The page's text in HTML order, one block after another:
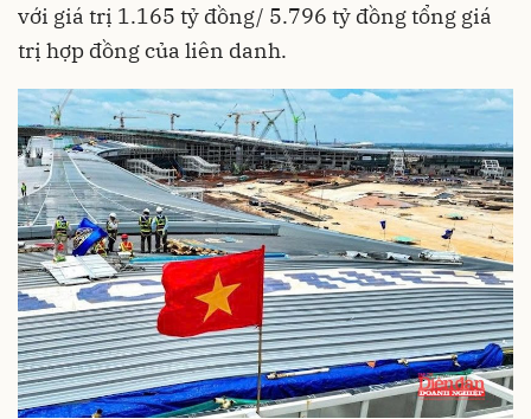
với giá trị 1.165 tỷ đồng/ 5.796 tỷ đồng tổng giá
trị hợp đồng của liên danh.